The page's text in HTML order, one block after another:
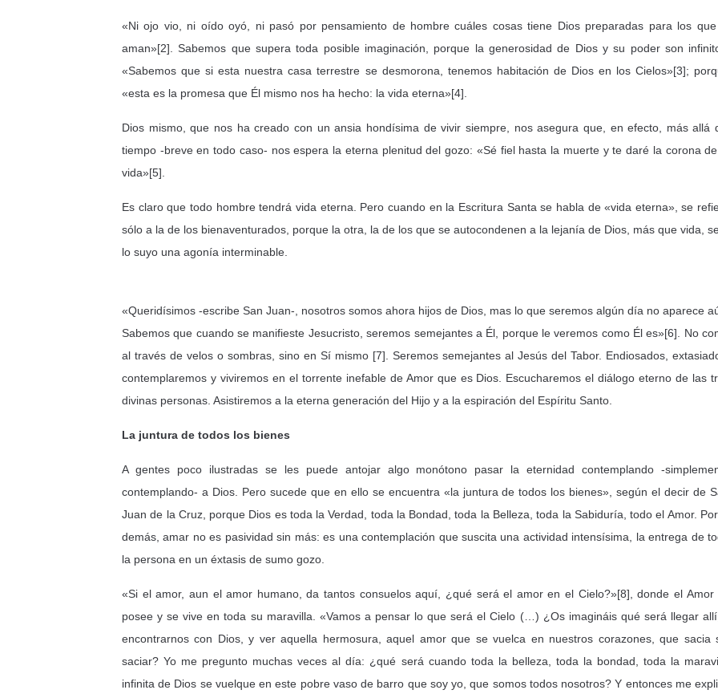
«Ni ojo vio, ni oído oyó, ni pasó por pensamiento de hombre cuáles cosas tiene Dios preparadas para los
aman»[2]. Sabemos que supera toda posible imaginación, porque la generosidad de Dios y su poder son
«Sabemos que si esta nuestra casa terrestre se desmorona, tenemos habitación de Dios en los Cielos»[3];
«esta es la promesa que Él mismo nos ha hecho: la vida eterna»[4].
Dios mismo, que nos ha creado con un ansia hondísima de vivir siempre, nos asegura que, en efecto, más allá
tiempo -breve en todo caso- nos espera la eterna plenitud del gozo: «Sé fiel hasta la muerte y te daré la corona
vida»[5].
Es claro que todo hombre tendrá vida eterna. Pero cuando en la Escritura Santa se habla de «vida eterna», se
sólo a la de los bienaventurados, porque la otra, la de los que se autocondenen a la lejanía de Dios, más que vida,
lo suyo una agonía interminable.
«Queridísimos -escribe San Juan-, nosotros somos ahora hijos de Dios, mas lo que seremos algún día no aparece
Sabemos que cuando se manifieste Jesucristo, seremos semejantes a Él, porque le veremos como Él es»[6]. No
al través de velos o sombras, sino en Sí mismo [7]. Seremos semejantes al Jesús del Tabor. Endiosados,
con­templaremos y viviremos en el torrente inefable de Amor que es Dios. Escucharemos el diálogo eterno de las
divinas personas. Asistiremos a la eterna generación del Hijo y a la espiración del Espíritu Santo.
La juntura de todos los bienes
A gentes poco ilustradas se les puede antojar algo monótono pasar la eternidad contemplando -
contemplando- a Dios. Pero sucede que en ello se encuentra «la juntura de todos los bienes», según el decir de
Juan de la Cruz, porque Dios es toda la Verdad, toda la Bondad, toda la Belleza, toda la Sabiduría, todo el Amor.
demás, amar no es pasividad sin más: es una contemplación que suscita una actividad intensísima, la entrega de
la persona en un éxtasis de sumo gozo.
«Si el amor, aun el amor humano, da tantos consuelos aquí, ¿qué será el amor en el Cielo?»[8], donde el Amor
posee y se vive en toda su maravilla. «Vamos a pensar lo que será el Cielo (…) ¿Os imagináis qué será llegar
encontrarnos con Dios, y ver aquella hermosura, aquel amor que se vuelca en nuestros corazones, que sacia
saciar? Yo me pregunto muchas veces al día: ¿qué será cuando toda la belleza, toda la bondad, toda la
infinita de Dios se vuelque en este pobre vaso de barro que soy yo, que somos todos nosotros? Y entonces me